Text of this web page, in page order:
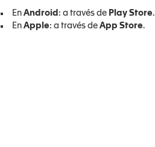
En Android : a través de Play Store.
En Apple: a través de App Store.